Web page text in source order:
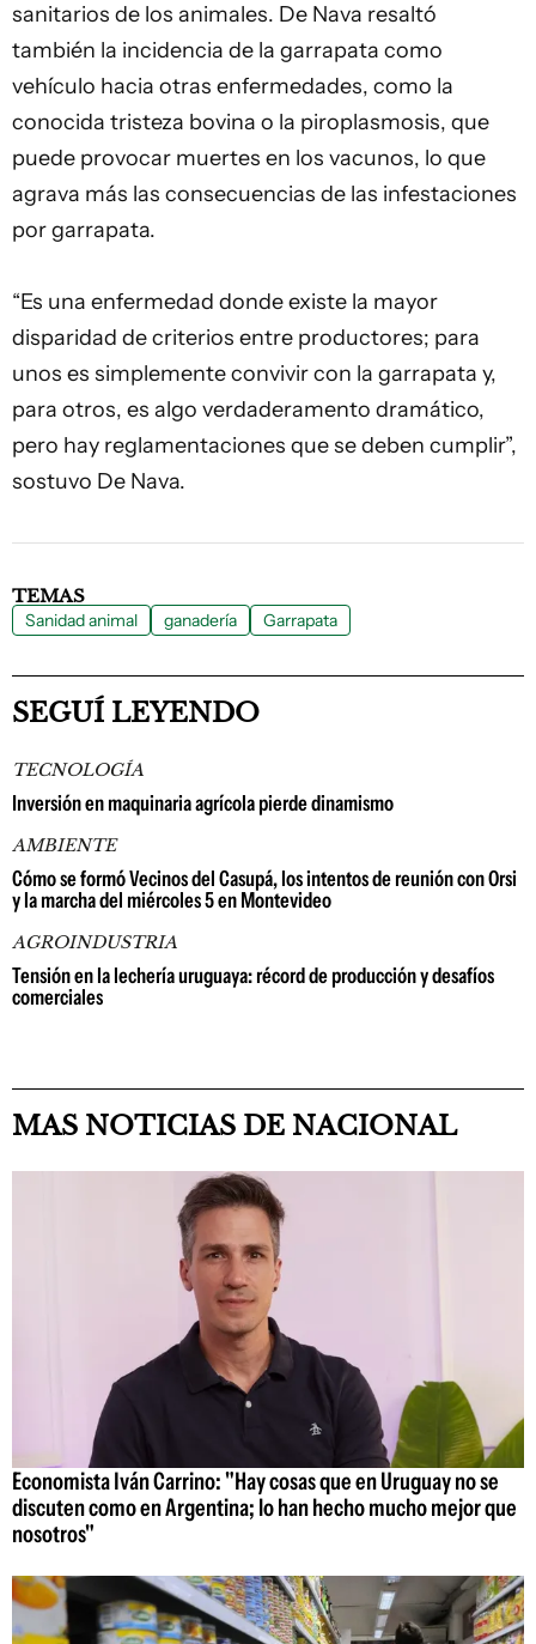
sanitarios de los animales. De Nava resaltó
también la incidencia de la garrapata como
vehículo hacia otras enfermedades, como la
conocida tristeza bovina o la piroplasmosis, que
puede provocar muertes en los vacunos, lo que
agrava más las consecuencias de las infestaciones
por garrapata.
“Es una enfermedad donde existe la mayor
disparidad de criterios entre productores; para
unos es simplemente convivir con la garrapata y,
para otros, es algo verdaderamento dramático,
pero hay reglamentaciones que se deben cumplir”,
sostuvo De Nava.
TEMAS
Sanidad animal ganadería Garrapata
SEGUÍ LEYENDO
TECNOLOGÍA
Inversión en maquinaria agrícola pierde dinamismo
AMBIENTE
Cómo se formó Vecinos del Casupá, los intentos de reunión con Orsi
y la marcha del miércoles 5 en Montevideo
AGROINDUSTRIA
Tensión en la lechería uruguaya: récord de producción y desafíos
comerciales
MAS NOTICIAS DE NACIONAL
Economista Iván Carrino: "Hay cosas que en Uruguay no se
discuten como en Argentina; lo han hecho mucho mejor que
nosotros"